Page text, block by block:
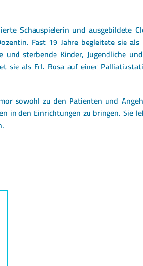
Schauspielerin und ausgebildete
Fast 19 Jahre begleitete sie
und sterbende Kinder, Jugendliche
sie als Frl. Rosaauf einer
sowohl zu den Patienten und
in den Einrichtungen zu bringen. Sie